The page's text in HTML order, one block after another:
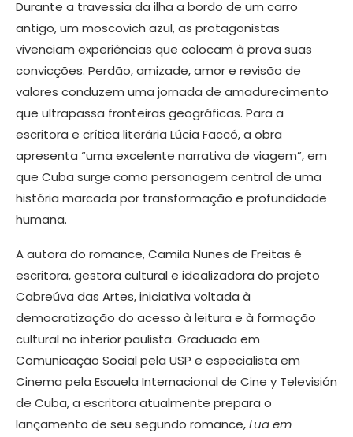
Durante a travessia da ilha a bordo de um carro
antigo, um moscovich azul, as protagonistas
vivenciam experiências que colocam à prova suas
convicções. Perdão, amizade, amor e revisão de
valores conduzem uma jornada de amadurecimento
que ultrapassa fronteiras geográficas. Para a
escritora e crítica literária Lúcia Faccó, a obra
apresenta “uma excelente narrativa de viagem”, em
que Cuba surge como personagem central de uma
história marcada por transformação e profundidade
humana.
A autora do romance, Camila Nunes de Freitas é
escritora, gestora cultural e idealizadora do projeto
Cabreúva das Artes, iniciativa voltada à
democratização do acesso à leitura e à formação
cultural no interior paulista. Graduada em
Comunicação Social pela USP e especialista em
Cinema pela Escuela Internacional de Cine y Televisión
de Cuba, a escritora atualmente prepara o
lançamento de seu segundo romance,Lua em